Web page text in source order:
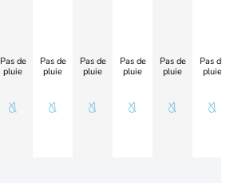
Pas de
pluie
Pas de
pluie
Pas de
pluie
Pas de
pluie
Pas de
pluie
Pas de
pluie